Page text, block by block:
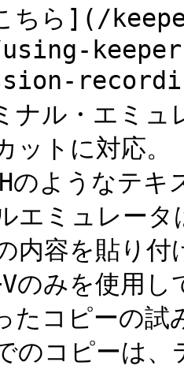
ナル・エミュ
ットに対応。
エミュレー
内容を貼り
みを使用し
たコピーの
のコピーは